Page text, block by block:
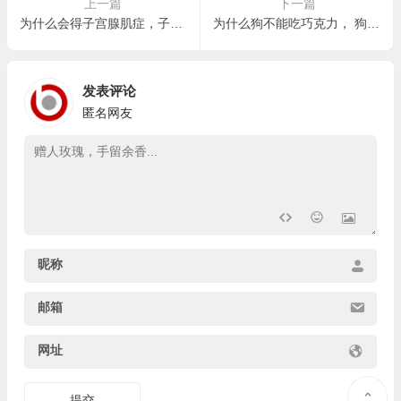
上一篇
为什么会得子宫腺肌症，子宫腺肌症会自己好吗？
下一篇
为什么狗不能吃巧克力， 狗狗吃巧克力后会留下后遗症吗？
发表评论
匿名网友
昵称
邮箱
网址